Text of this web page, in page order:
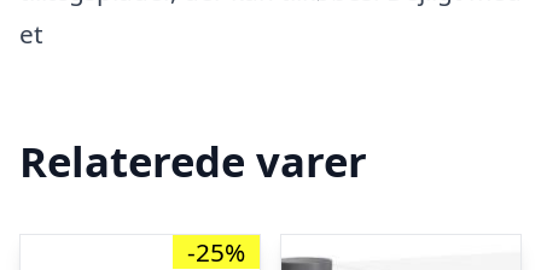
et
Relaterede varer
-25%